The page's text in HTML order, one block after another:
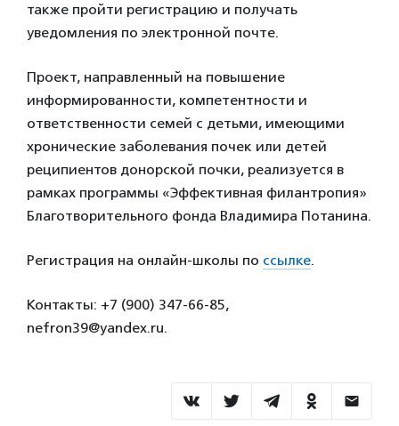
также пройти регистрацию и получать
уведомления по электронной почте.
Проект, направленный на повышение
информированности, компетентности и
ответственности семей с детьми, имеющими
хронические заболевания почек или детей
реципиентов донорской почки, реализуется в
рамках программы «Эффективная филантропия»
Благотворительного фонда Владимира Потанина.
Регистрация на онлайн-школы по ссылке.
Контакты: +7 (900) 347-66-85,
nefron39@yandex.ru.